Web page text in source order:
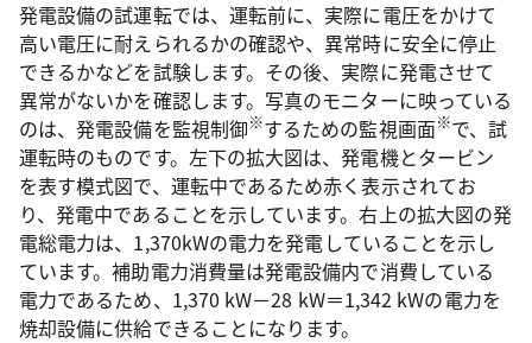
発電設備の試運転では、運転前に、実際に電圧をかけて
高い電圧に耐えられるかの確認や、異常時に安全に停止
できるかなどを試験します。その後、実際に発電させて
異常がないかを確認します。写真のモニターに映っている
のは、発電設備を監視制御※するための監視画面※で、試
運転時のものです。左下の拡大図は、発電機とタービン
を表す模式図で、運転中であるため赤く表示されてお
り、発電中であることを示しています。右上の拡大図の発
電総電力は、1,370kWの電力を発電していることを示し
ています。補助電力消費量は発電設備内で消費している
電力であるため、1,370 kW－28 kW＝1,342 kWの電力を
焼却設備に供給できることになります。